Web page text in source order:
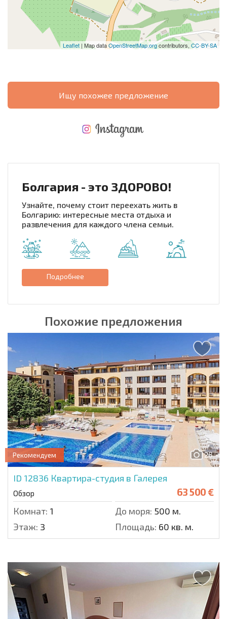
Leaflet | Map dataOpenStreetMap.orgcontributors, CC-BY-SA
Ищу похожее предложение
Болгария - это ЗДОРОВО!
Узнайте, почему стоит переехать жить в
Болгарию: интересные места отдыха и
развлечения для каждого члена семьи.
Подробнее
Похожие предложения
26
Рекомендуем
ID 12836 Квартира-студия в Галерея
Обзор 63 500 €
Комнат: 1 До моря: 500 м.
Этаж: 3 Площадь: 60 кв. м.